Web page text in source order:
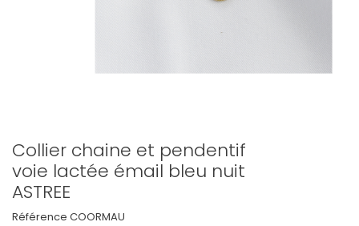
Collier chaine et pendentif
voie lactée émail bleu nuit
ASTREE
Référence COORMAU